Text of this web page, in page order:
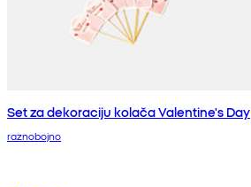
Set za dekoraciju kolača Valentine's Day
raznobojno